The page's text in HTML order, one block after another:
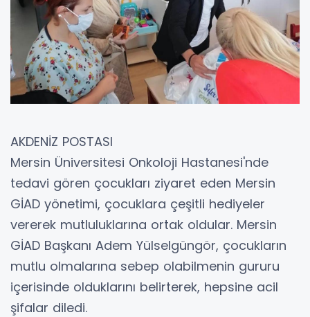
AKDENİZ POSTASI
Mersin Üniversitesi Onkoloji Hastanesi'nde
tedavi gören çocukları ziyaret eden Mersin
GİAD yönetimi, çocuklara çeşitli hediyeler
vererek mutluluklarına ortak oldular. Mersin
GİAD Başkanı Adem Yülselgüngör, çocukların
mutlu olmalarına sebep olabilmenin gururu
içerisinde olduklarını belirterek, hepsine acil
şifalar diledi.